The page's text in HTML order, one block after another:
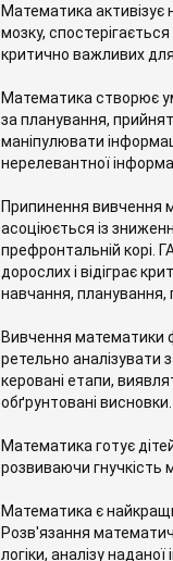
Математика активізує
мозку,
критично важливих
Математика створює
за планування,
маніпулювати
нерелевантної
Припинення вивчення
асоціюється із
префронтальній корі.
дорослих і відіграє
навчання, планування,
Вивчення математики
ретельно аналізувати
керовані етапи,
обґрунтовані висновки.
Математика готує
розвиваючи гнучкість
Математика є
Розв'язання
логіки, аналізу